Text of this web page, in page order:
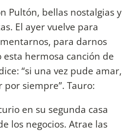
Pultón, bellas nostalgias y
El ayer vuelve para
para darnos
esta hermosa canción de
“si una vez pude amar,
siempre”. Tauro:
en su segunda casa
los negocios. Atrae las